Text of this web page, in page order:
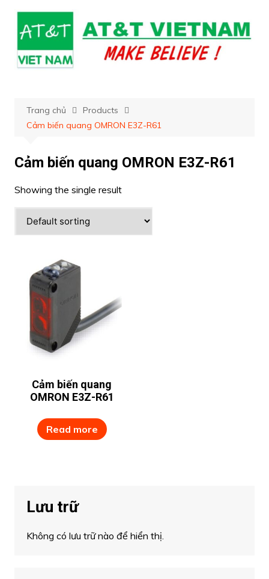
phần
dung
Trang chủ
Products
Cảm biến quang OMRON E3Z-R61
Cảm biến quang OMRON E3Z-R61
Showing the single result
Cảm biến quang
OMRON E3Z-R61
Read more
Lưu trữ
Không có lưu trữ nào để hiển thị.